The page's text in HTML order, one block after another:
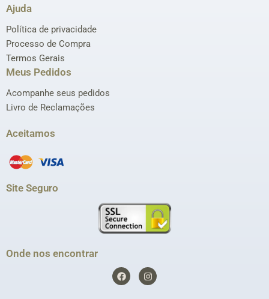
Ajuda
Política de privacidade
Processo de Compra
Termos Gerais
Meus Pedidos
Acompanhe seus pedidos
Livro de Reclamações
Aceitamos
Site Seguro
Onde nos encontrar
F
a
c
I
n
s